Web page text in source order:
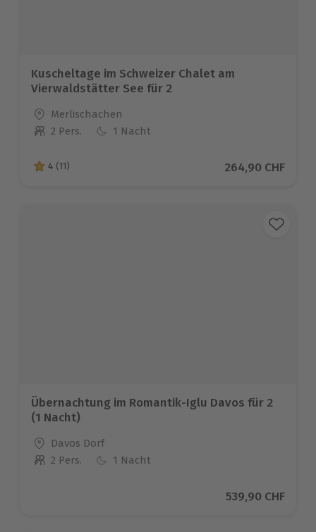
Kuscheltage im Schweizer Chalet am
Vierwaldstätter See für 2
Standort
Merlischachen
Anzahl der Teilnehmer
2 Pers. 1 Nacht
4 von 5 Sternen basierend auf 11 Bewertungen
4 (11) Aktueller Preis
264,90 CHF
Übernachtung im Romantik-Iglu Davos für 2
(1 Nacht)
Standort
Davos Dorf
Anzahl der Teilnehmer
2 Pers. 1 Nacht
Aktueller Preis
539,90 CHF